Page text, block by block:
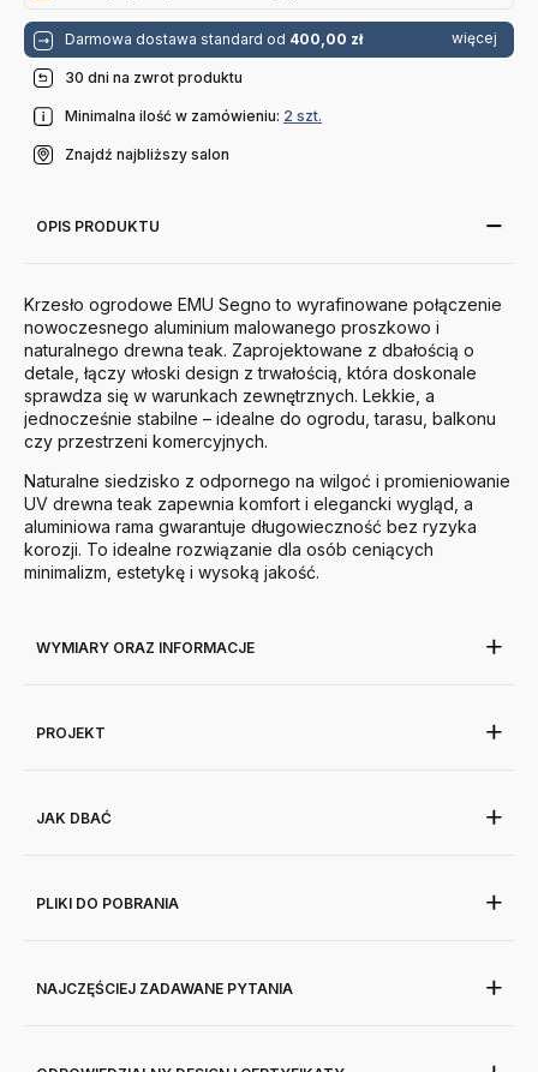
Darmowa dostawa standard od 400,00 zł więcej
30 dni na zwrot produktu
Minimalna ilość w zamówieniu: 2 szt.
Znajdź najbliższy salon
OPIS PRODUKTU
Krzesło ogrodowe EMU Segno to wyrafinowane połączenie
nowoczesnego aluminium malowanego proszkowo i
naturalnego drewna teak. Zaprojektowane z dbałością o
detale, łączy włoski design z trwałością, która doskonale
sprawdza się w warunkach zewnętrznych. Lekkie, a
jednocześnie stabilne – idealne do ogrodu, tarasu, balkonu
czy przestrzeni komercyjnych.
Naturalne siedzisko z odpornego na wilgoć i promieniowanie
UV drewna teak zapewnia komfort i elegancki wygląd, a
aluminiowa rama gwarantuje długowieczność bez ryzyka
korozji. To idealne rozwiązanie dla osób ceniących
minimalizm, estetykę i wysoką jakość.
WYMIARY ORAZ INFORMACJE
PROJEKT
JAK DBAĆ
PLIKI DO POBRANIA
NAJCZĘŚCIEJ ZADAWANE PYTANIA